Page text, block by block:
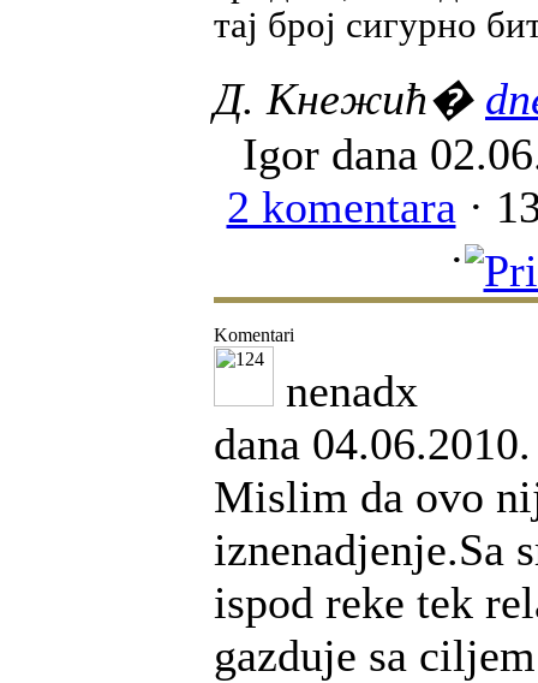
тај број сигурно
Д. Кнежић�
Igordana
2 komentara ·
·
Komentari
nenadx
dana
Mislim da ovo
iznenadjenje.Sa
ispod reke tek
gazduje sa